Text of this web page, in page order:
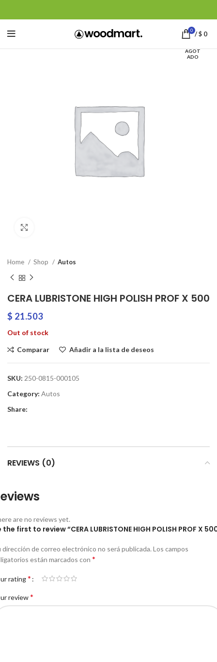
0 /$ 0
AGOT
ADO
Home Shop Autos
CERA LUBRISTONE HIGH POLISH PROF X 500
$ 21.503
Out of stock
Comparar Añadir a la lista de deseos
SKU: 250-0815-000105
Category: Autos
Share:
REVIEWS (0)
are no reviews yet.
the first to review “CERA LUBRISTONE HIGH POLISH PROF X
dirección de correo electrónico no será publicada. Los campos
están marcados con *
rating*
review*